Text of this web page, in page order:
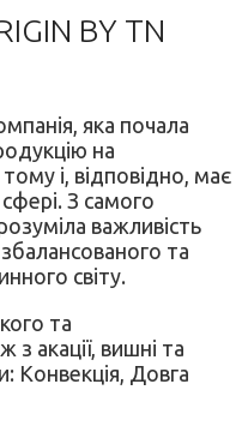
BY TN
яка почала
на
і, відповідно, має
З самого
важливість
та
світу.
та
акації, вишні та
Конвекція, Довга